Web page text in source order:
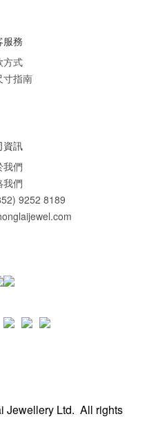
服務
方式
寸指南
資訊
我們
我們
9252 8189
Jewellery Ltd. All rights